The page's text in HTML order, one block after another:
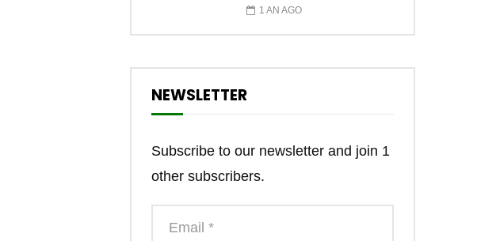
1 AN AGO
NEWSLETTER
Subscribe to our newsletter and join 1
other subscribers.